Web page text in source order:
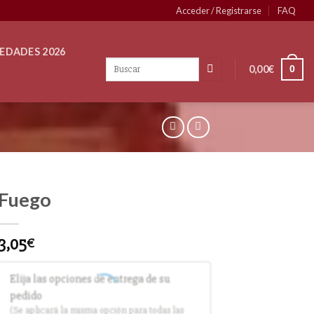
Acceder / Registrarse FAQ
2026
0,00€ 0
Fuego
€
Elija las opciones de entrega de su
pedido
(Se aplicará la misma opción para todas las